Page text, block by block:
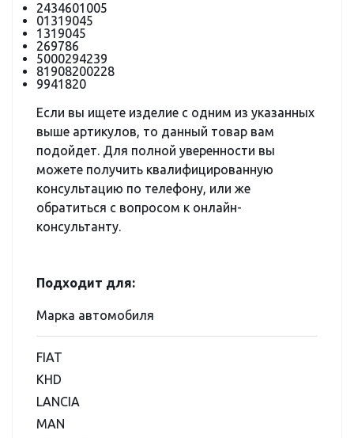
2434601005
01319045
1319045
269786
5000294239
81908200228
9941820
Если вы ищете изделие с одним из указанных
выше артикулов, то данный товар вам
подойдет. Для полной уверенности вы
можете получить квалифицированную
консультацию по телефону, или же
обратиться с вопросом к онлайн-
консультанту.
Подходит для:
Марка автомобиля
FIAT
KHD
LANCIA
MAN